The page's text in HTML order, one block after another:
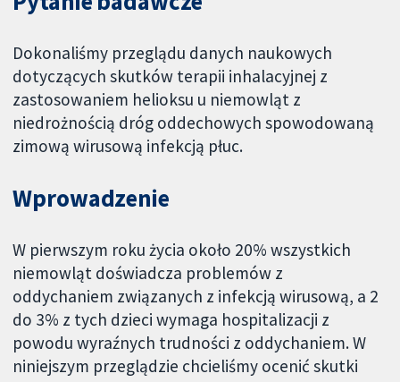
Dokonaliśmy przeglądu danych naukowych
dotyczących skutków terapii inhalacyjnej z
zastosowaniem helioksu u niemowląt z
niedrożnością dróg oddechowych spowodowaną
zimową wirusową infekcją płuc.
Wprowadzenie
W pierwszym roku życia około 20% wszystkich
niemowląt doświadcza problemów z
oddychaniem związanych z infekcją wirusową, a 2
do 3% z tych dzieci wymaga hospitalizacji z
powodu wyraźnych trudności z oddychaniem. W
niniejszym przeglądzie chcieliśmy ocenić skutki